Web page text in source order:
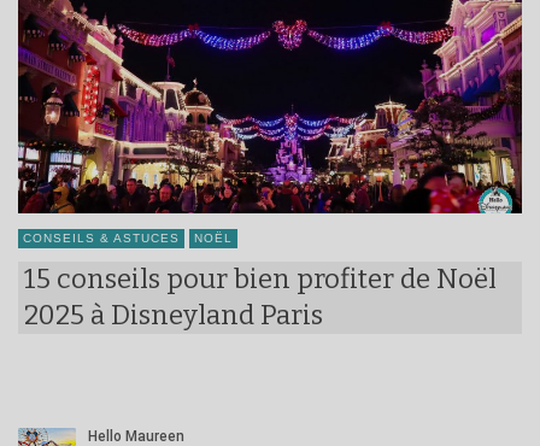
CONSEILS & ASTUCES NOËL
15 conseils pour bien profiter de Noël
2025 à Disneyland Paris